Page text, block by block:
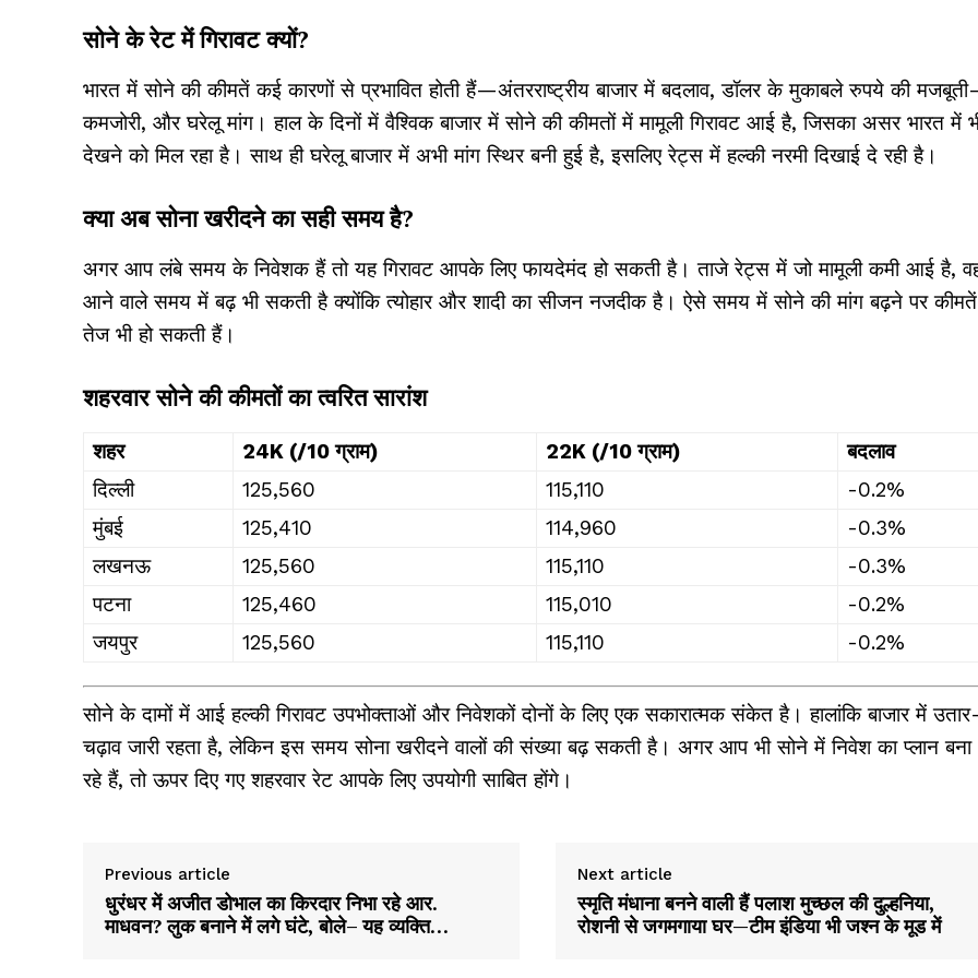
सोने के रेट में गिरावट क्यों?
भारत में सोने की कीमतें कई कारणों से प्रभावित होती हैं—अंतरराष्ट्रीय बाजार में बदलाव, डॉलर के मुकाबले रुपये की
कमजोरी, और घरेलू मांग। हाल के दिनों में वैश्विक बाजार में सोने की कीमतों में मामूली गिरावट आई है, जिसका असर भारत में
देखने को मिल रहा है। साथ ही घरेलू बाजार में अभी मांग स्थिर बनी हुई है, इसलिए रेट्स में हल्की नरमी दिखाई दे रही है।
क्या अब सोना खरीदने का सही समय है?
अगर आप लंबे समय के निवेशक हैं तो यह गिरावट आपके लिए फायदेमंद हो सकती है। ताजे रेट्स में जो मामूली कमी आई है,
आने वाले समय में बढ़ भी सकती है क्योंकि त्योहार और शादी का सीजन नजदीक है। ऐसे समय में सोने की मांग बढ़ने पर कीमतें
तेज भी हो सकती हैं।
शहरवार सोने की कीमतों का त्वरित सारांश
शहर 24K (₹/10 ग्राम) 22K (₹/10 ग्राम)
बदलाव
दिल्ली
₹125,560 ₹115,110
-0.2%
मुंबई
₹125,410 ₹114,960
-0.3%
लखनऊ
₹125,560 ₹115,110
-0.3%
पटना
₹125,460 ₹115,010
-0.2%
जयपुर
₹125,560 ₹115,110 -0.2%
सोने के दामों में आई हल्की गिरावट उपभोक्ताओं और निवेशकों दोनों के लिए एक सकारात्मक संकेत है। हालांकि बाजार में उतार-
चढ़ाव जारी रहता है, लेकिन इस समय सोना खरीदने वालों की संख्या बढ़ सकती है। अगर आप भी सोने में निवेश का प्लान बना
रहे हैं, तो ऊपर दिए गए शहरवार रेट आपके लिए उपयोगी साबित होंगे।
Previous article
धुरंधर में अजीत डोभाल का किरदार निभा रहे आर.
माधवन? लुक बनाने में लगे घंटे, बोले– यह व्यक्ति…
Next article
स्मृति मंधाना बनने वाली हैं पलाश मुच्छल की दुल्हनिया,
रोशनी से जगमगाया घर—टीम इंडिया भी जश्न के मूड में